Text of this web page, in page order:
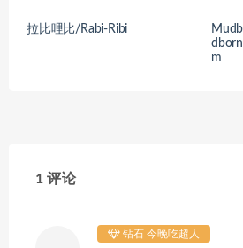
拉比哩比/Rabi-Ribi
m
1 评论
钻石 今晚吃超人